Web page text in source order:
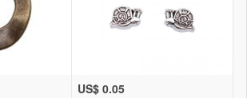
US$ 0.05